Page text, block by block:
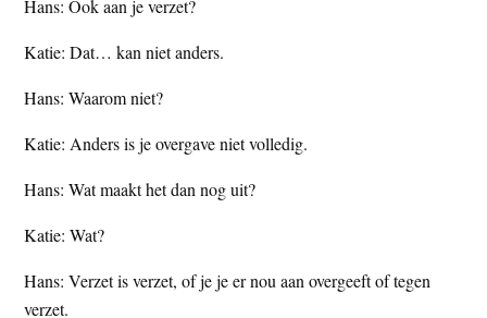
Hans: Ook aan je verzet?
Katie: Dat… kan niet anders.
Hans: Waarom niet?
Katie: Anders is je overgave niet volledig.
Hans: Wat maakt het dan nog uit?
Katie: Wat?
Hans: Verzet is verzet, of je je er nou aan overgeeft of tegen
verzet.